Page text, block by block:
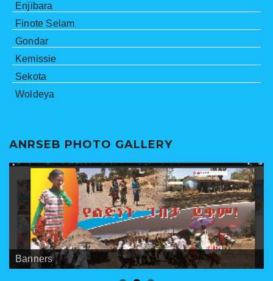
Enjibara
Finote Selam
Gondar
Kemissie
Sekota
Woldeya
ANRSEB PHOTO GALLERY
ANRSEB Photo Gallery
Banners
Meetings